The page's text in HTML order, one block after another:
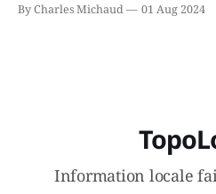
victimes aurait été écrasée
By Charles Michaud 01 Aug 2024
Information locale